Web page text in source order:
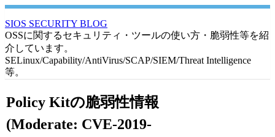
SIOS SECURITY BLOG
OSSに関するセキュリティ・ツールの使い方・脆弱性等を紹
介しています。
SELinux/Capability/AntiVirus/SCAP/SIEM/Threat Intelligence
等。
Policy Kitの脆弱性情報
(Moderate: CVE-2019-